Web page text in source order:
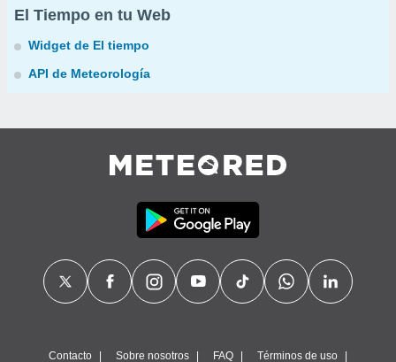
El Tiempo en tu Web
Widget de El tiempo
API de Meteorología
Contacto Sobre nosotros FAQ Términos de uso